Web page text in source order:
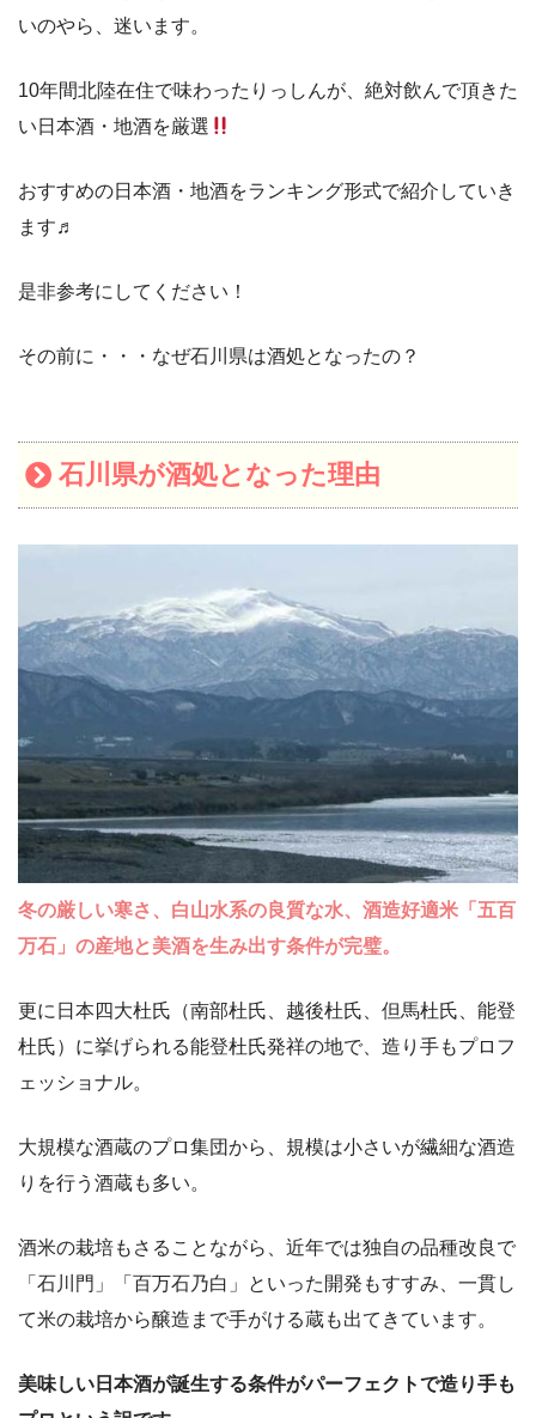
いのやら、迷います。
10年間北陸在住で味わったりっしんが、絶対飲んで頂きた
い日本酒・地酒を厳選
おすすめの日本酒・地酒をランキング形式で紹介していき
ます♬
是非参考にしてください！
その前に・・・なぜ石川県は酒処となったの？
石川県が酒処となった理由
冬の厳しい寒さ、白山水系の良質な水、酒造好適米「五百
万石」の産地と美酒を生み出す条件が完璧。
更に日本四大杜氏（南部杜氏、越後杜氏、但馬杜氏、能登
杜氏）に挙げられる能登杜氏発祥の地で、造り手もプロフ
ェッショナル。
大規模な酒蔵のプロ集団から、規模は小さいが繊細な酒造
りを行う酒蔵も多い。
酒米の栽培もさることながら、近年では独自の品種改良で
「石川門」「百万石乃白」といった開発もすすみ、一貫し
て米の栽培から醸造まで手がける蔵も出てきています。
美味しい日本酒が誕生する条件がパーフェクトで造り手も